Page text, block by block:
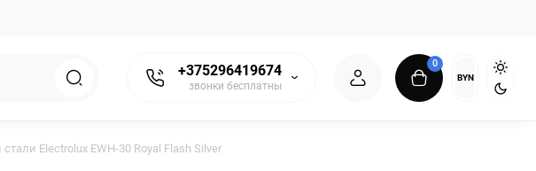
+375296419674
звонки бесплатны
0
BYN
Electrolux EWH-30 Royal Flash Silver